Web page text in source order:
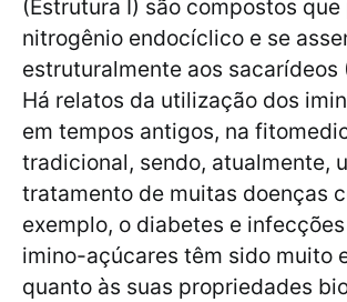
(Estrutura I) são compostos que
nitrogênio endocíclico e se
estruturalmente aos sacarídeos
Há relatos da utilização dos
em tempos antigos, na
tradicional, sendo, atualmente,
tratamento de muitas doenças
exemplo, o diabetes e
imino-açúcares têm sido muito
quanto às suas propriedades